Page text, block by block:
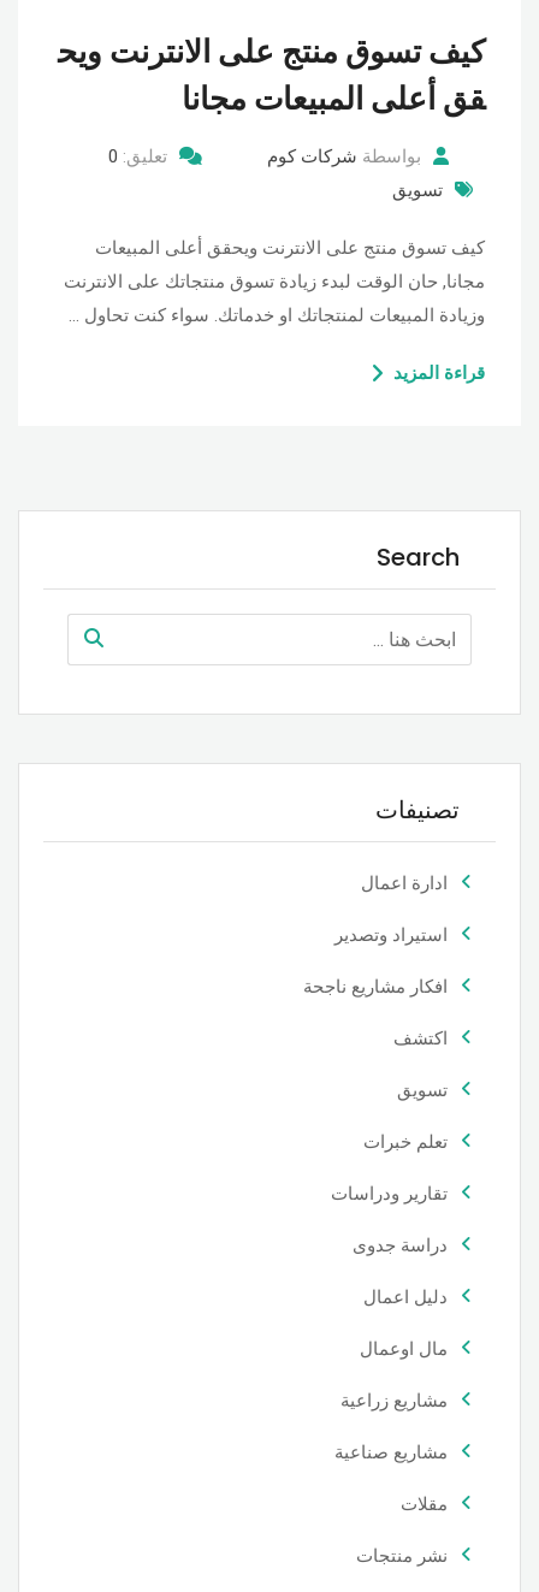
كيف تسوق منتج على الانترنت ويح
قق أعلى المبيعات مجانا
بواسطة شركات كوم تعليق: 0
تسويق
كيف تسوق منتج على الانترنت ويحقق أعلى المبيعات
مجانا, حان الوقت لبدء زيادة تسوق منتجاتك على الانترنت
وزيادة المبيعات لمنتجاتك او خدماتك. سواء كنت تحاول …
قراءة المزيد
Search
تصنيفات
ادارة اعمال
استيراد وتصدير
افكار مشاريع ناجحة
اكتشف
تسويق
تعلم خبرات
تقارير ودراسات
دراسة جدوى
دليل اعمال
مال اوعمال
مشاريع زراعية
مشاريع صناعية
مقلات
نشر منتجات